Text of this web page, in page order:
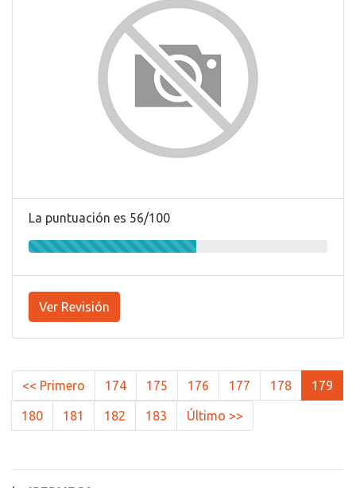
La puntuación es 56/100
Ver Revisión
<< Primero 174 175 176 177 178 179
180 181 182 183 Último >>